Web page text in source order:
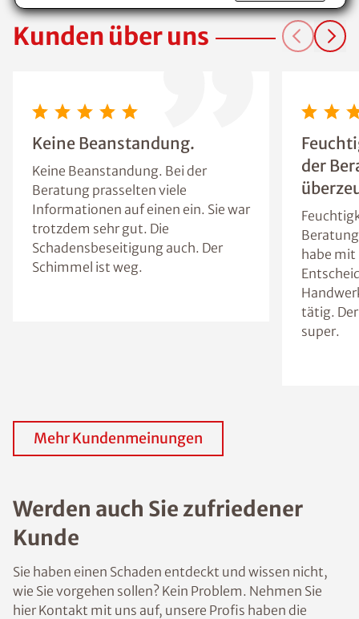
Kunden über uns
Keine Beanstandung.
Keine Beanstandung. Bei der
Beratung prasselten viele
Informationen auf einen ein. Sie war
trotzdem sehr gut. Die
Schadensbeseitigung auch. Der
Schimmel ist weg.
der
habe mit
tätig.
super.
Mehr Kundenmeinungen
Werden auch Sie zufriedener
Kunde
Sie haben einen Schaden entdeckt und wissen nicht,
wie Sie vorgehen sollen? Kein Problem. Nehmen Sie
hier Kontakt mit uns auf, unsere Profis haben die